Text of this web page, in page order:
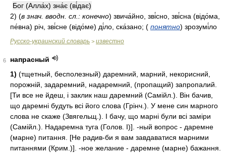
Бог (Алла́х) зна́є (ві́дає)
2) (в знач. вводн. сл.: конечно) звича́йно, зві́сно, зві́сна (відо́ма,
пе́вна) річ, зві́сне (відо́ме) ді́ло, ска́зано; ( понятно) зрозумі́ло
Русско-украинский словарь > известно
6
напрасный
1) (тщетный, бесполезный) даремний, марний, некорисний,
порожній, задаремний, надаремний, (пропащий) запропалий.
[Ти все не йдеш, і заклик наш даремний (Самійл.). Він бачив,
що даремні будуть всі його слова (Грінч.). У мене син марного
слова не скаже (Звягельщ.). І бачу, що марні були всі заміри
(Самійл.). Надаремна туга (Голов. I)]. -ный вопрос - даремне
(марне) питання. [Не радив-би я вам завдаватися марними
питаннями (Крим.)]. -ное желание - даремне (марне) бажання.